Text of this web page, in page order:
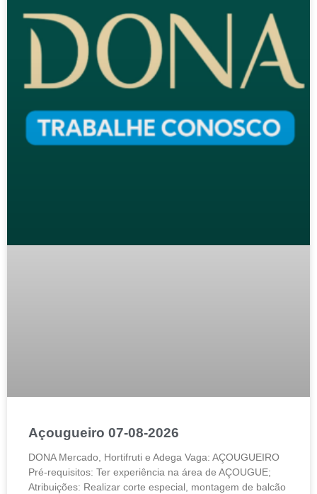
Açougueiro 07-08-2026
DONA Mercado, Hortifruti e Adega Vaga: AÇOUGUEIRO
Pré-requisitos: Ter experiência na área de AÇOUGUE;
Atribuições: Realizar corte especial, montagem de balcão